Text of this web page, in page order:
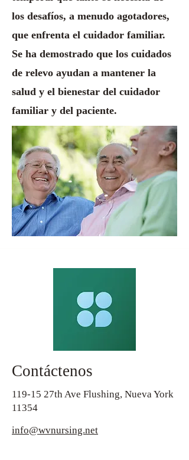
los desafíos, a menudo agotadores,
que enfrenta el cuidador familiar.
Se ha demostrado que los cuidados
de relevo ayudan a mantener la
salud y el bienestar del cuidador
familiar y del paciente.
Contáctenos
119-15 27th Ave Flushing, Nueva York
11354
info@wvnursing.net